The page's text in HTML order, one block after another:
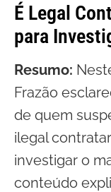
É Legal
para
Resumo:
Frazão
de quem
ilegal
investigar o
conteúdo